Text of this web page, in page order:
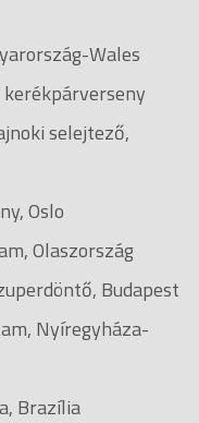
Wales
selejtező,
Oslo
Olaszország
Budapest
Nyíregyháza-
Brazília